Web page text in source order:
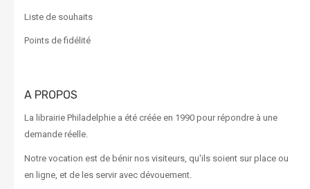
Liste de souhaits
Points de fidélité
A PROPOS
La librairie Philadelphie a été créée en 1990 pour répondre à une
demande réelle.
Notre vocation est de bénir nos visiteurs, qu'ils soient sur place ou
en ligne, et de les servir avec dévouement.